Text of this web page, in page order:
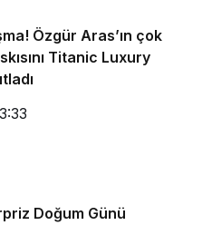
Özgür Aras’ın çok
Titanic Luxury
Doğum Günü